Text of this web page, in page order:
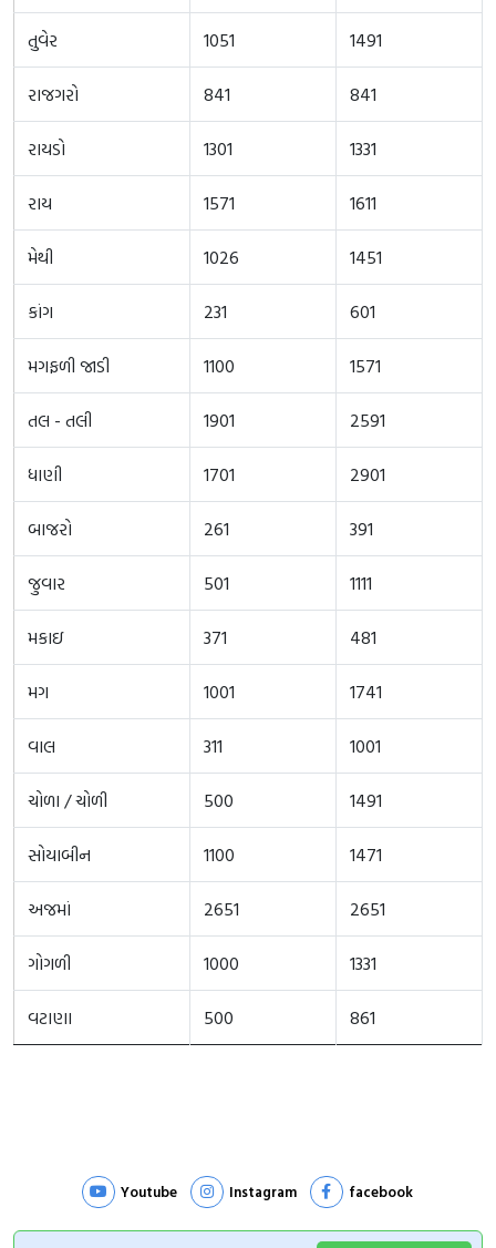
તુવેર 1051 1491
રાજગરો 841 841
રાયડો 1301 1331
રાય 1571 1611
મેથી 1026 1451
કાંગ 231 601
મગફળી જાડી 1100 1571
તલ - તલી 1901 2591
ધાણી 1701 2901
બાજરો 261 391
જુવાર 501 1111
મકાઇ 371 481
મગ 1001 1741
વાલ 311 1001
ચોળા / ચોળી 500 1491
સોયાબીન 1100 1471
અજમાં 2651 2651
ગોગળી 1000 1331
વટાણા 500 861
Youtube Instagram facebook